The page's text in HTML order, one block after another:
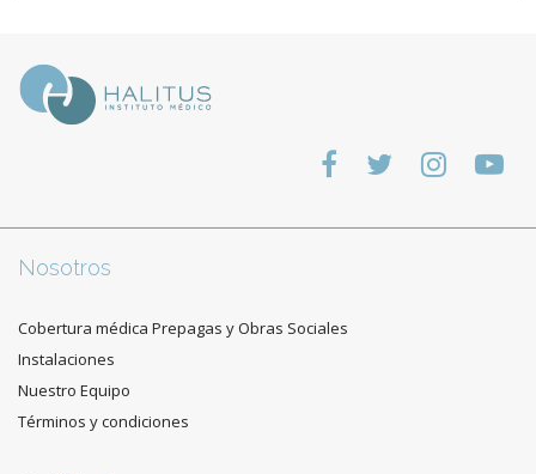
Nosotros
Cobertura médica Prepagas y Obras Sociales
Instalaciones
Nuestro Equipo
Términos y condiciones